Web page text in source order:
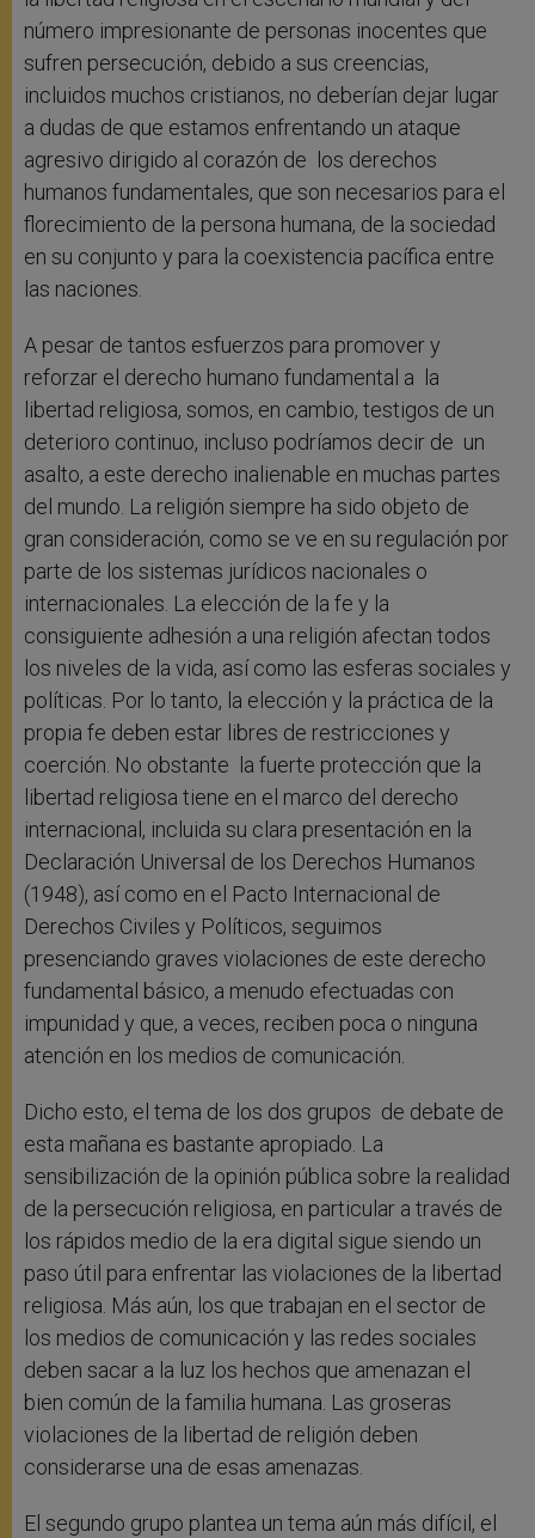
número impresionante de personas inocentes que
sufren persecución, debido a sus creencias,
incluidos muchos cristianos, no deberían dejar lugar
a dudas de que estamos enfrentando un ataque
agresivo dirigido al corazón de los derechos
humanos fundamentales, que son necesarios para el
florecimiento de la persona humana, de la sociedad
en su conjunto y para la coexistencia pacífica entre
las naciones.
A pesar de tantos esfuerzos para promover y
reforzar el derecho humano fundamental a la
libertad religiosa, somos, en cambio, testigos de un
deterioro continuo, incluso podríamos decir de un
asalto, a este derecho inalienable en muchas partes
del mundo. La religión siempre ha sido objeto de
gran consideración, como se ve en su regulación por
parte de los sistemas jurídicos nacionales o
internacionales. La elección de la fe y la
consiguiente adhesión a una religión afectan todos
los niveles de la vida, así como las esferas sociales y
políticas. Por lo tanto, la elección y la práctica de la
propia fe deben estar libres de restricciones y
coerción. No obstante la fuerte protección que la
libertad religiosa tiene en el marco del derecho
internacional, incluida su clara presentación en la
Declaración Universal de los Derechos Humanos
(1948), así como en el Pacto Internacional de
Derechos Civiles y Políticos, seguimos
presenciando graves violaciones de este derecho
fundamental básico, a menudo efectuadas con
impunidad y que, a veces, reciben poca o ninguna
atención en los medios de comunicación.
Dicho esto, el tema de los dos grupos de debate de
esta mañana es bastante apropiado. La
sensibilización de la opinión pública sobre la realidad
de la persecución religiosa, en particular a través de
los rápidos medio de la era digital sigue siendo un
paso útil para enfrentar las violaciones de la libertad
religiosa. Más aún, los que trabajan en el sector de
los medios de comunicación y las redes sociales
deben sacar a la luz los hechos que amenazan el
bien común de la familia humana. Las groseras
violaciones de la libertad de religión deben
considerarse una de esas amenazas.
El segundo grupo plantea un tema aún más difícil, el